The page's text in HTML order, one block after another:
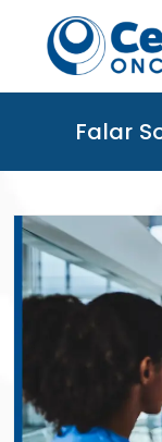
content
Falar